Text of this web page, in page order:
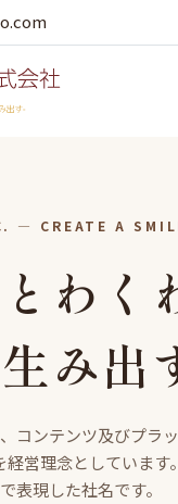
— CREATE A
わく
み出
コンテンツ及びプラ
営理念としています
表現した社名です。